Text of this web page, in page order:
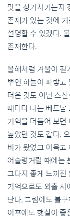
맛을 상기시키는지
존재가 있는 것에
설명할 수 있겠다.
존재한다.
올해처럼 겨울이 길
뿌연 하늘이 파랗고
더운 것도 아닌 스
때마다 나는 베트남
기억을 더듬어 보면
높았던 것도 같다.
비가 왔었고 이윽고
어슬렁거릴 때에는
그다지 좋게 느끼진
기억으로도 외출 시
난다. 그럼에도 불
이후에도 햇살이 좋